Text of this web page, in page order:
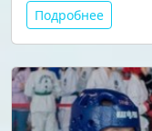
Подробнее